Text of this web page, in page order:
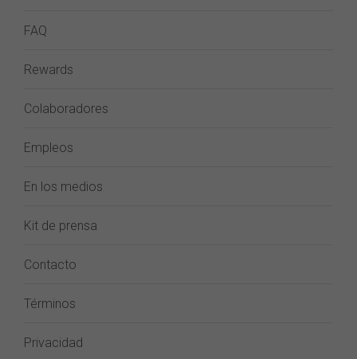
FAQ
Rewards
Colaboradores
Empleos
En los medios
Kit de prensa
Contacto
Términos
Privacidad